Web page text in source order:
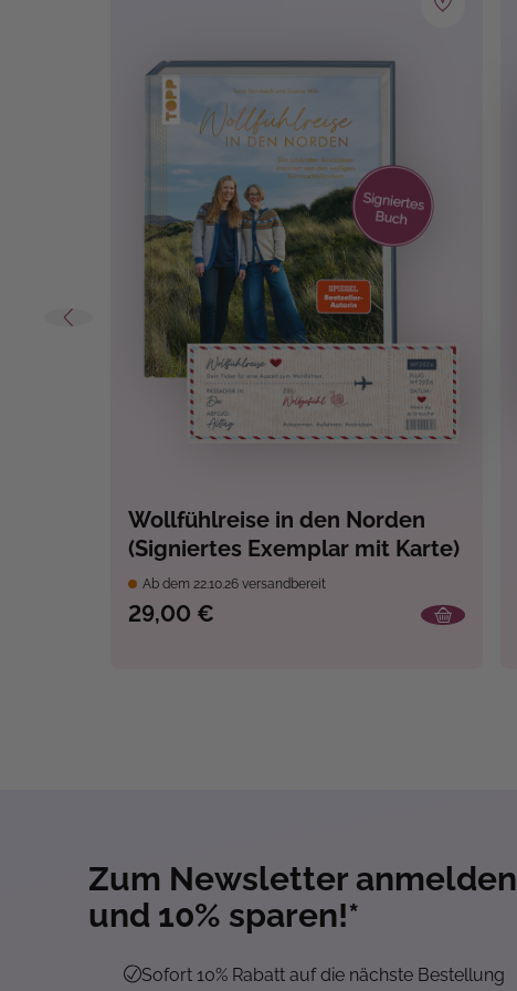
Wollfühlreise in den Norden
(Signiertes Exemplar mit Karte)
Ab dem 22.10.26 versandbereit
29,00 €
Zum Newsletter anmelden
und 10% sparen!*
Sofort 10% Rabatt auf die nächste Bestellung